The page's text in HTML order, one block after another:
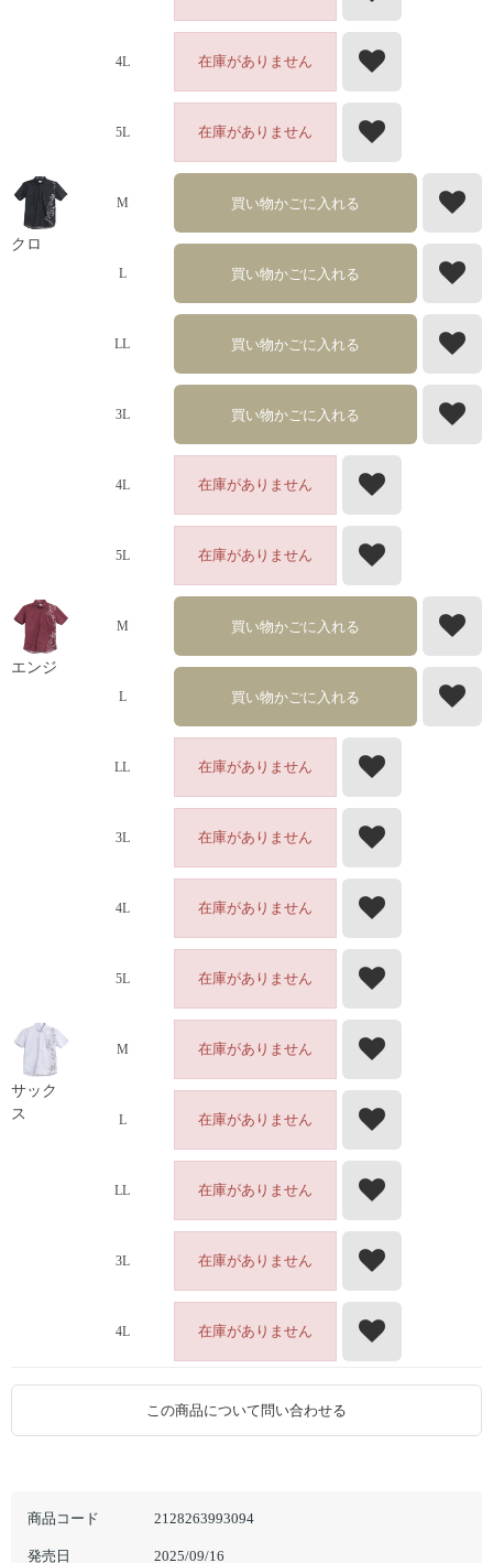
商品コード 2128263993094
発売日 2025/09/16
4L 在庫がありません
5L 在庫がありません
クロ
M 買い物かごに入れる
L 買い物かごに入れる
LL 買い物かごに入れる
3L 買い物かごに入れる
4L 在庫がありません
5L 在庫がありません
エンジ
M 買い物かごに入れる
L 買い物かごに入れる
LL 在庫がありません
3L 在庫がありません
4L 在庫がありません
5L 在庫がありません
サック
ス
M 在庫がありません
L 在庫がありません
LL 在庫がありません
3L 在庫がありません
4L 在庫がありません
この商品について問い合わせる